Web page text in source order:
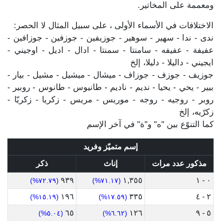
ومعممة على المخاتير.
الاختلافات في الأسماء الأولى ، على سبيل المثال لا الحصر:
ندى - ندا - سهير - سوهير - جوزيفين - جوزفين - جوزافين -
عفيفة - عفيفه - سامنتا - سمنتا - ادال - اديل - اوجيني -
ايجيني - داليلا - دليلا، إلخ
جوزيف - جوزف - جوزاف - ميشال - ميشيل - مشيل - بيار -
بيير - يحي - يحيا - نديم - ناديم - طانيوس - طانوس - روبير -
روبر - روجيه - روجه - موريس - مريس - زكريا - زكريّا -
زكرّيه، إلخ
كما التنوّع بين "ه" و"ة" في آخر الإسم
إسم متميّز وفريد
مذكور عدد مرات
إناث
ذكر
٠ - ١
١,٣٥٥ (٧١.١٧%) ٩٣٩ (٧٢.٧٩%)
٢ - ٤ ٣٣٥ (١٧.٥٩%) ١٩٦ (١٥.١٩%)
٥ - ٩ ١٢٦ (٦.٦٢%) ٦٥ (٥.٠٤%)